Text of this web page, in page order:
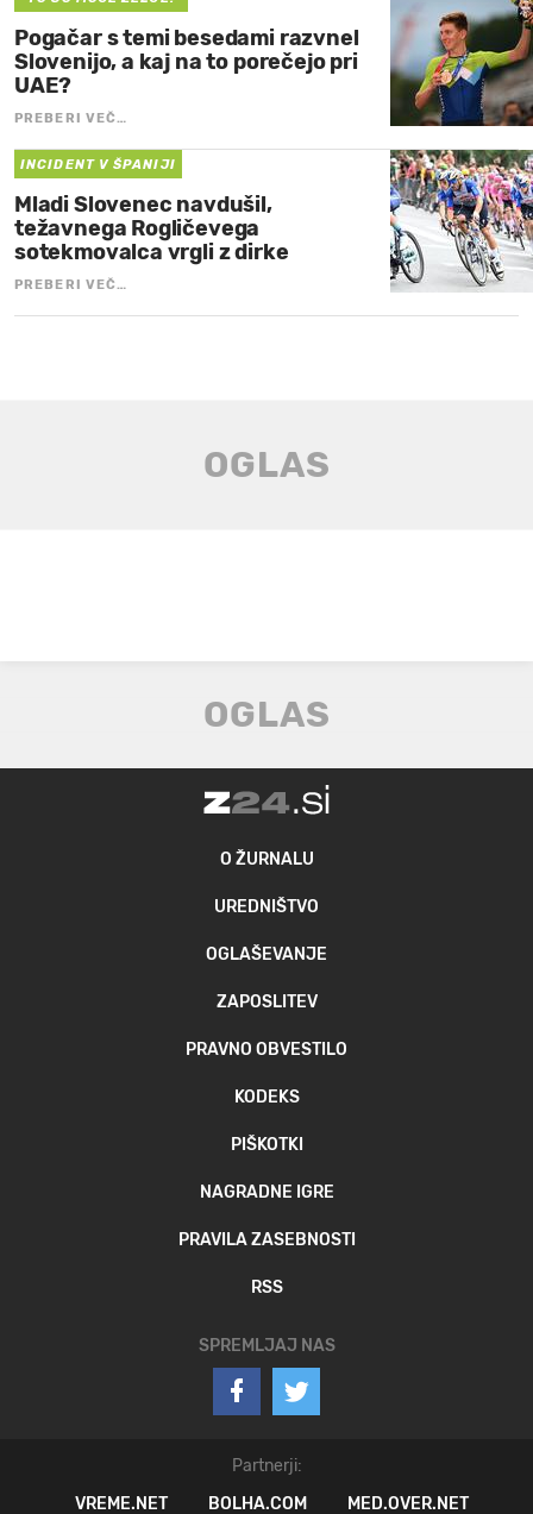
Pogačar s temi besedami razvnel
Slovenijo, a kaj na to porečejo pri
UAE?
PREBERI VEČ…
INCIDENT V ŠPANIJI
Mladi Slovenec navdušil,
težavnega Rogličevega
sotekmovalca vrgli z dirke
PREBERI VEČ…
O ŽURNALU
UREDNIŠTVO
OGLAŠEVANJE
ZAPOSLITEV
PRAVNO OBVESTILO
KODEKS
PIŠKOTKI
NAGRADNE IGRE
PRAVILA ZASEBNOSTI
RSS
SPREMLJAJ NAS
Partnerji:
VREME.NET
BOLHA.COM MED.OVER.NET